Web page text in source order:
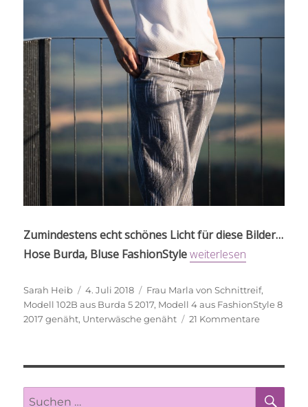
Zumindestens echt schönes Licht für diese Bilder…
Hose Burda, Bluse FashionStyle„Morgenstund hat Gold
weiterlesen
Autor
Sarah Heib
Veröffentlicht
am
4. Juli 2018 Schlagwörter
Frau Marla von Schnittreif,
Modell 102B aus Burda 5 2017, Modell 4 aus FashionStyle 8
2017 genäht, Unterwäsche genäht 21 Kommentarezu
Mund!
Suche